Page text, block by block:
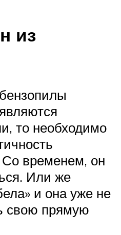
из
то необходимо
Со временем, он
Или же
и она уже не
свою прямую